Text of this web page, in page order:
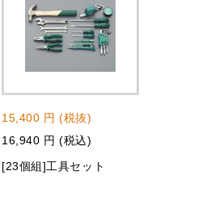
15,400 円 (税抜)
16,940 円 (税込)
[23個組]工具セット